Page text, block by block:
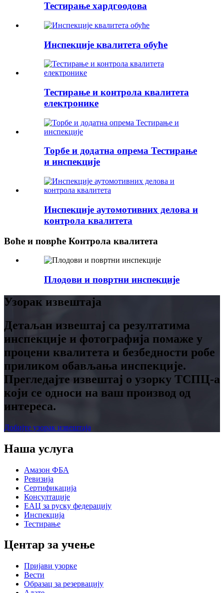
Тестирање хардгоодова
Инспекције квалитета обуће
Тестирање и контрола квалитета
електронике
Торбе и додатна опрема Тестирање
и инспекције
Инспекције аутомотивних делова и
контрола квалитета
Воће и поврће Контрола квалитета
Плодови и повртни инспекције
Узорак извештаја
Детаљан извештај са резултатима
инспекције и фотографија помаже у
процени квалитета и безбедности робе
приликом обављања инспекције.
Прегледајте извештај о узорку ТСПЦ-а
који се односи на ваш производ од
интереса.
Добијте узорак извештаја
Наша услуга
Амазон ФБА
Ревизија
Сертификација
Консултације
ЕАЦ за руску федерацију
Инспекција
Тестирање
Центар за учење
Пријави узорке
Вести
Образац за резервацију